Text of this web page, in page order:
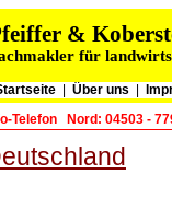
&
für
Über uns
Telefon
Nord: 04503 -